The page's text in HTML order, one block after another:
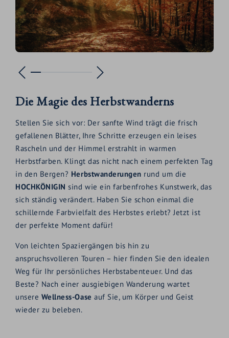
Die Magie des Herbstwanderns
Stellen Sie sich vor: Der sanfte Wind trägt die frisch
gefallenen Blätter, Ihre Schritte erzeugen ein leises
Rascheln und der Himmel erstrahlt in warmen
Herbstfarben. Klingt das nicht nach einem perfekten Tag
in den Bergen? Herbstwanderungen rund um die
HOCHKÖNIGIN sind wie ein farbenfrohes Kunstwerk, das
sich ständig verändert. Haben Sie schon einmal die
schillernde Farbvielfalt des Herbstes erlebt? Jetzt ist
der perfekte Moment dafür!
Von leichten Spaziergängen bis hin zu
anspruchsvolleren Touren – hier finden Sie den idealen
Weg für Ihr persönliches Herbstabenteuer. Und das
Beste? Nach einer ausgiebigen Wanderung wartet
unsere Wellness-Oase auf Sie, um Körper und Geist
wieder zu beleben.